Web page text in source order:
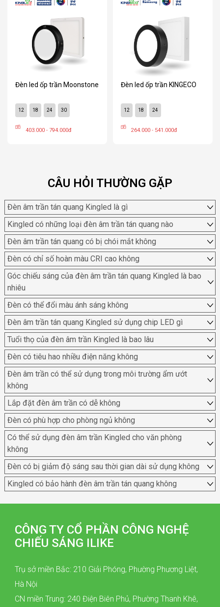
Đèn led ốp trần Moonstone
12 18 24 30
403.000 - 794.000đ
Đèn led ốp trần KINGECO
12 18 24
264.000 - 541.000đ
CÂU HỎI THƯỜNG GẶP
Đèn âm trần tán quang Kingled là gì
Kingled có những loại đèn âm trần tán quang nào
Đèn âm trần tán quang có bị chói mắt không
Đèn có chỉ số hoàn màu CRI cao không
Góc chiếu sáng của đèn âm trần tán quang Kingled là bao
nhiêu
Đèn có thể đổi màu ánh sáng không
Đèn âm trần tán quang Kingled sử dụng chip LED gì
Tuổi thọ của đèn âm trần Kingled là bao lâu
Đèn có tiêu hao nhiều điện năng không
Đèn âm trần có thể sử dụng trong môi trường ẩm ướt
không
Lắp đặt đèn âm trần có dễ không
Đèn có phù hợp cho phòng ngủ không
Có thể sử dụng đèn âm trần Kingled cho văn phòng
không
Đèn có bị giảm độ sáng sau thời gian dài sử dụng không
Kingled có bảo hành đèn âm trần tán quang không
CÔNG TY CỔ PHẦN CÔNG NGHỆ
CHIẾU SÁNG ILIKE
Trụ sở miền Bắc: 210 Giải Phóng, Phường Phương Liệt,
Hà Nội
CN miền Trung: 240 Điện Biên Phủ, Phường Thanh Khê,